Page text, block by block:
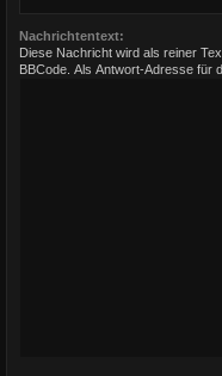
Nachrichtentext:
Diese Nachricht wird als reiner
BBCode. Als Antwort-Adresse für